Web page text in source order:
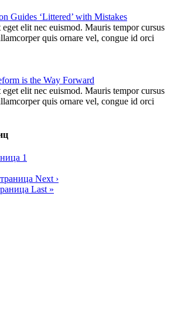
Guides ‘Littered’ with Mistakes
eget elit nec euismod. Mauris tempor cursus
quis ornare vel, congue id orci
is the Way Forward
eget elit nec euismod. Mauris tempor cursus
quis ornare vel, congue id orci
1
Next ›
Last »